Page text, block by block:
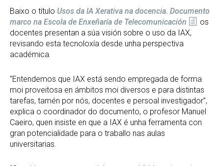
Baixo o título Usos da IA Xerativa na docencia. Documento
marco na Escola de Enxeñaría de Telecomunicación
os
docentes presentan a súa visión sobre o uso da IAX,
revisando esta tecnoloxía desde unha perspectiva
académica.
“Entendemos que IAX está sendo empregada de forma
moi proveitosa en ámbitos moi diversos e para distintas
tarefas, tamén por nós, docentes e persoal investigador”,
explica o coordinador do documento, o profesor Manuel
Caeiro, quen insiste en que a IAX é unha ferramenta con
gran potencialidade para o traballo nas aulas
universitarias.